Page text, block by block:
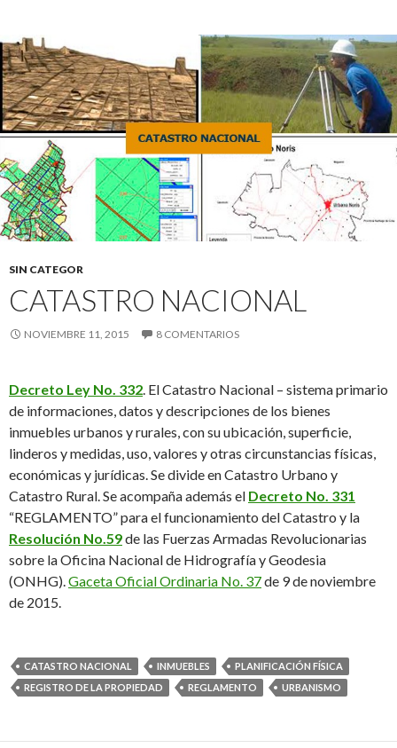
SIN CATEGOR
CATASTRO NACIONAL
NOVIEMBRE 11, 2015 8 COMENTARIOS
Decreto Ley No. 332. El Catastro Nacional – sistema primario
de informaciones, datos y descripciones de los bienes
inmuebles urbanos y rurales, con su ubicación, superficie,
linderos y medidas, uso, valores y otras circunstancias físicas,
económicas y jurídicas. Se divide en Catastro Urbano y
Catastro Rural. Se acompaña además el Decreto No. 331
“REGLAMENTO” para el funcionamiento del Catastro y la
Resolución No.59de las Fuerzas Armadas Revolucionarias
sobre la Oficina Nacional de Hidrografía y Geodesia
(ONHG).Gaceta Oficial Ordinaria No. 37de 9 de noviembre
de 2015.
CATASTRO NACIONAL INMUEBLES
PLANIFICACIÓN FÍSICA
REGISTRO DE LA PROPIEDAD
REGLAMENTO URBANISMO